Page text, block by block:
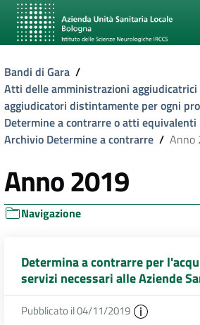
Bandi di Gara /
Atti delle amministrazioni aggiudicatrici
aggiudicatori distintamente per ogni
Determine a contrarre o atti equivalenti
Archivio Determine a contrarre / Anno
Anno 2019
Navigazione
Determina a contrarre per
servizi necessari alle Aziende
Pubblicato il 04/11/2019